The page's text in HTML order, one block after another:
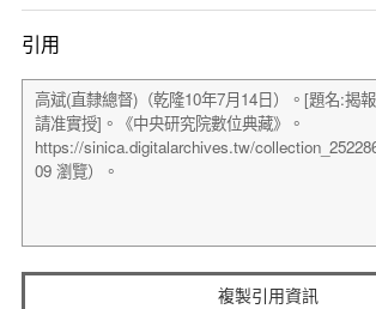
引用
複製引用資訊